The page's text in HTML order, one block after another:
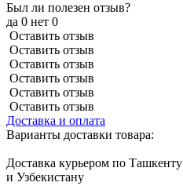
Был ли полезен отзыв?
да 0 нет 0
Оставить отзыв
Оставить отзыв
Оставить отзыв
Оставить отзыв
Оставить отзыв
Оставить отзыв
Доставка и оплата
Варианты доставки товара:
Доставка курьером по Ташкенту
и Узбекистану